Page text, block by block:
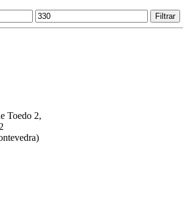
Precio
máximo
Filtrar
Toedo 2,